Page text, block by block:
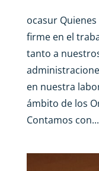
ocasur
firme en el
tanto a
en nuestra
ámbito de los
Contamos con...